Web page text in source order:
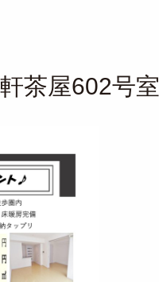
茶屋602号室